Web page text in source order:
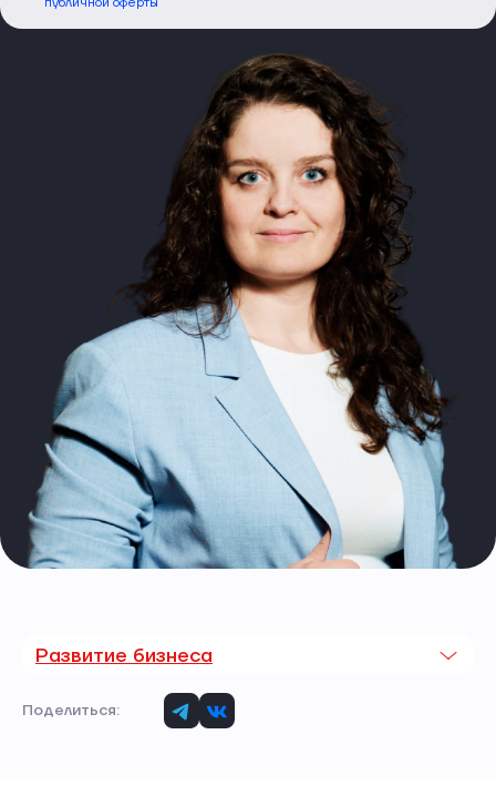
Развитие бизнеса
Поделиться: